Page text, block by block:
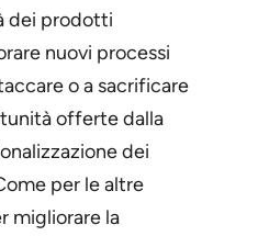
dei prodotti
nuovi processi
o a sacrificare
offerte dalla
dei
per le altre
migliorare la